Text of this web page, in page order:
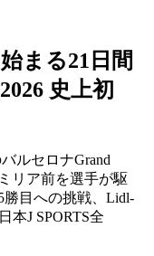
まる21日間
史上初
ルセロナGrand
リア前を選手が駆
勝目への挑戦、Lidl-
本J SPORTS全